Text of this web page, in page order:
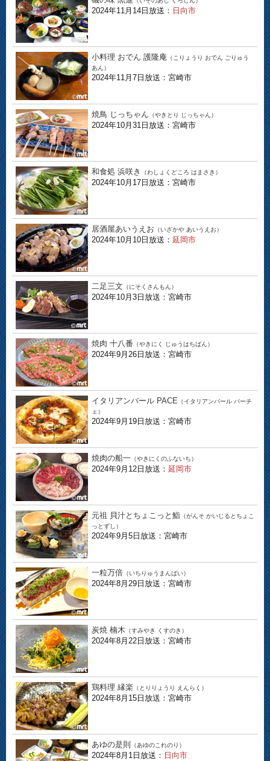
2024年11月14日放送： 日向市
小料理 おでん 護隆庵 （こりょうり おでん ごりゅう
あん）
2024年11月7日放送：宮崎市
焼鳥 じっちゃん （やきとり じっちゃん）
2024年10月31日放送：宮崎市
和食処 浜咲き （わしょくどころ はまさき）
2024年10月17日放送：宮崎市
居酒屋あいうえお （いざかや あいうえお）
2024年10月10日放送： 延岡市
二足三文 （にそくさんもん）
2024年10月3日放送：宮崎市
焼肉 十八番 （やきにく じゅうはちばん）
2024年9月26日放送：宮崎市
イタリアンバール PACE （イタリアンバール パーチ
ェ）
2024年9月19日放送：宮崎市
焼肉の船一 （やきにくのふないち）
2024年9月12日放送： 延岡市
元祖 貝汁とちょこっと鮨 （がんそ かいじるとちょこ
っとずし）
2024年9月5日放送：宮崎市
一粒万倍 （いちりゅうまんばい）
2024年8月29日放送：宮崎市
炭焼 楠木 （すみやき くすのき）
2024年8月22日放送：宮崎市
鶏料理 縁楽 （とりりょうり えんらく）
2024年8月15日放送：宮崎市
あゆの是則 （あゆのこれのり）
2024年8月1日放送： 日向市